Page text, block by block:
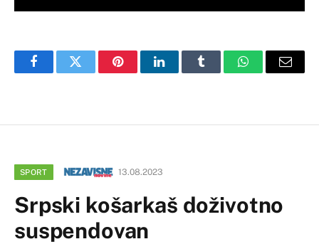
FacebookTwitter PinterestLinkedInTumblr WhatsAppEmail
SPORT 13.08.2023
Srpski košarkaš doživotno
suspendovan